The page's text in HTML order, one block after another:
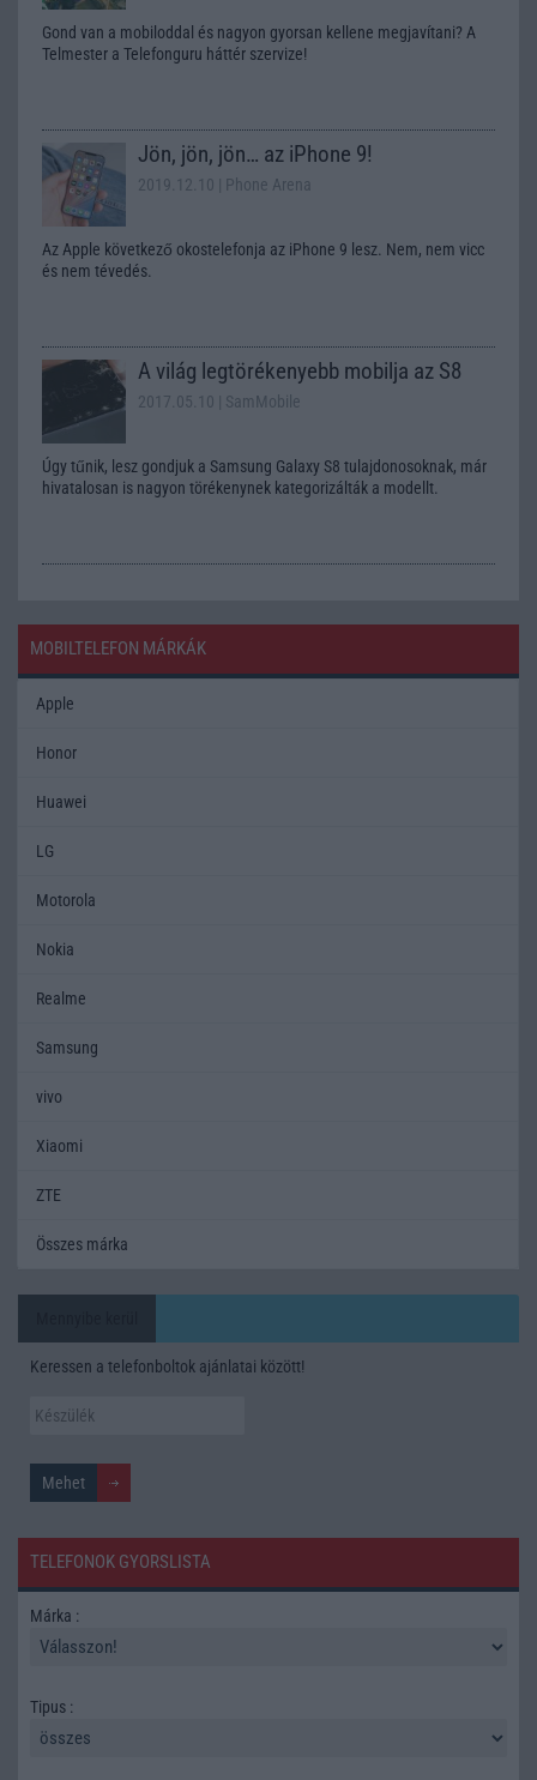
Gond van a mobiloddal és nagyon gyorsan kellene megjavítani? A
Telmester a Telefonguru háttér szervize!
Jön, jön, jön… az iPhone 9!
2019.12.10 | Phone Arena
Az Apple következő okostelefonja az iPhone 9 lesz. Nem, nem vicc
és nem tévedés.
A világ legtörékenyebb mobilja az S8
2017.05.10 | SamMobile
Úgy tűnik, lesz gondjuk a Samsung Galaxy S8 tulajdonosoknak, már
hivatalosan is nagyon törékenynek kategorizálták a modellt.
MOBILTELEFON MÁRKÁK
Apple
Honor
Huawei
LG
Motorola
Nokia
Realme
Samsung
vivo
Xiaomi
ZTE
Összes márka
Keressen a telefonboltok ajánlatai között!
TELEFONOK GYORSLISTA
Márka :
Tipus :